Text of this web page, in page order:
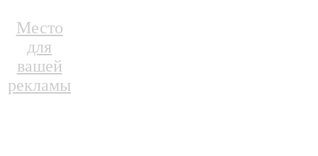
Место
для
вашей
рекламы